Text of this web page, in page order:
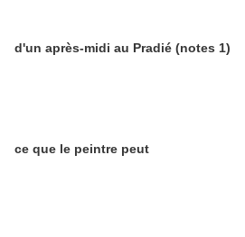
d'un après-midi au Pradié (notes 1)
ce que le peintre peut